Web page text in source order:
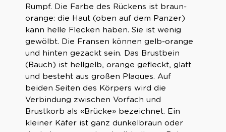
Rumpf. Die Farbe des Rückens ist braun-
orange: die Haut (oben auf dem Panzer)
kann helle Flecken haben. Sie ist wenig
gewölbt. Die Fransen können gelb-orange
und hinten gezackt sein. Das Brustbein
(Bauch) ist hellgelb, orange gefleckt, glatt
und besteht aus großen Plaques. Auf
beiden Seiten des Körpers wird die
Verbindung zwischen Vorfach und
Brustkorb als «Brücke» bezeichnet. Ein
kleiner Käfer ist ganz dunkelbraun oder